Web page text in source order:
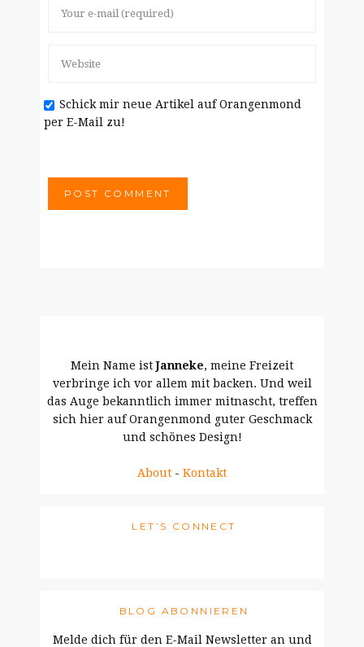
Schick mir neue Artikel auf Orangenmond
per E-Mail zu!
Mein Name istJanneke, meine Freizeit
verbringe ich vor allem mit backen. Und weil
das Auge bekanntlich immer mitnascht, treffen
sich hier auf Orangenmond guter Geschmack
und schönes Design!
About - Kontakt
LET’S CONNECT
BLOG ABONNIEREN
Melde dich für den E-Mail Newsletter an und